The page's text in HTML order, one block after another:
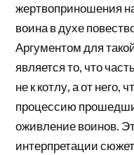
жертвоприношения
воина в духе
Аргументом для
является то, что
не к котлу, а от него,
процессию
оживление воинов.
интерпретации